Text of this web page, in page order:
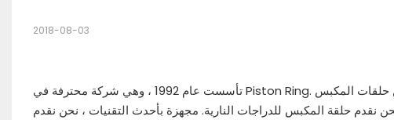
2018-08-03
تأسست عام 1992 ، وهي شركة محترفة في Piston Ring. نحن نستخدم أكثر من 25 عامًا من الخبرة لتوفير مجموعة واسعة من حلقات المكبس
نقدم حلقة المكبس للدراجات النارية. مجهزة بأحدث التقنيات ، نحن نقدم